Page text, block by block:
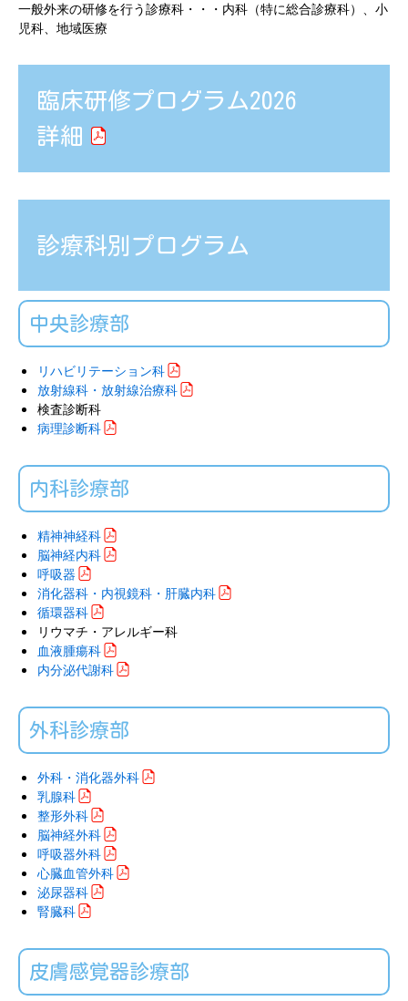
一般外来の研修を行う診療科・・・内科（特に総合診療科）、小
児科、地域医療
臨床研修プログラム2026
詳細
診療科別プログラム
中央診療部
リハビリテーション科
放射線科・放射線治療科
検査診断科
病理診断科
内科診療部
精神神経科
脳神経内科
呼吸器
消化器科・内視鏡科・肝臓内科
循環器科
リウマチ・アレルギー科
血液腫瘍科
内分泌代謝科
外科診療部
外科・消化器外科
乳腺科
整形外科
脳神経外科
呼吸器外科
心臓血管外科
泌尿器科
腎臓科
皮膚感覚器診療部